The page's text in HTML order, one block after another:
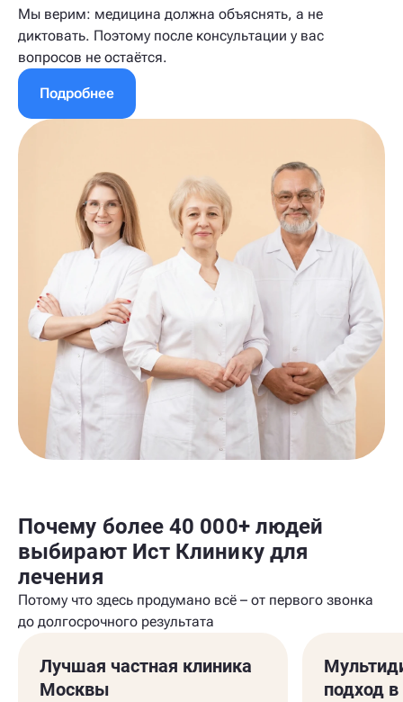
Мы верим: медицина должна объяснять, а не
диктовать. Поэтому после консультации у вас
вопросов не остаётся.
Подробнее
Почему более 40 000+ людей
выбирают Ист Клинику для
лечения
Потому что здесь продумано всё – от первого звонка
до долгосрочного результата
Лучшая частная клиника
Москвы
подход